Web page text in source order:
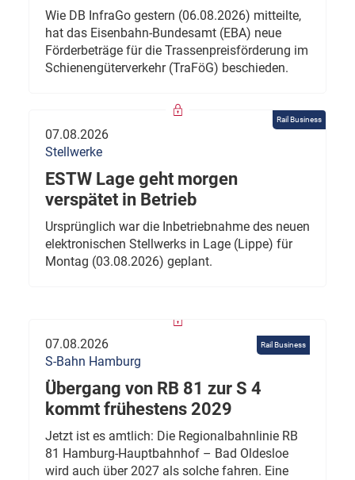
Wie DB InfraGo gestern (06.08.2026) mitteilte,
hat das Eisenbahn-Bundesamt (EBA) neue
Förderbeträge für die Trassenpreisförderung im
Schienengüterverkehr (TraFöG) beschieden.
Rail Business
07.08.2026
Stellwerke
ESTW Lage geht morgen
verspätet in Betrieb
Ursprünglich war die Inbetriebnahme des neuen
elektronischen Stellwerks in Lage (Lippe) für
Montag (03.08.2026) geplant.
Rail Business
07.08.2026
S-Bahn Hamburg
Übergang von RB 81 zur S 4
kommt frühestens 2029
Jetzt ist es amtlich: Die Regionalbahnlinie RB
81 Hamburg-Hauptbahnhof – Bad Oldesloe
wird auch über 2027 als solche fahren. Eine